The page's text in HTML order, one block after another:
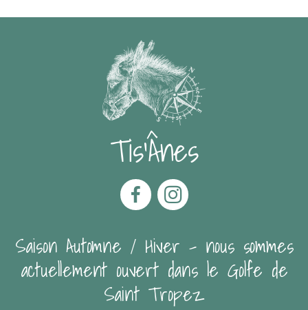
Tis'Ânes
Saison Automne / Hiver - nous sommes
actuellement ouvert dans le Golfe de
Saint Tropez